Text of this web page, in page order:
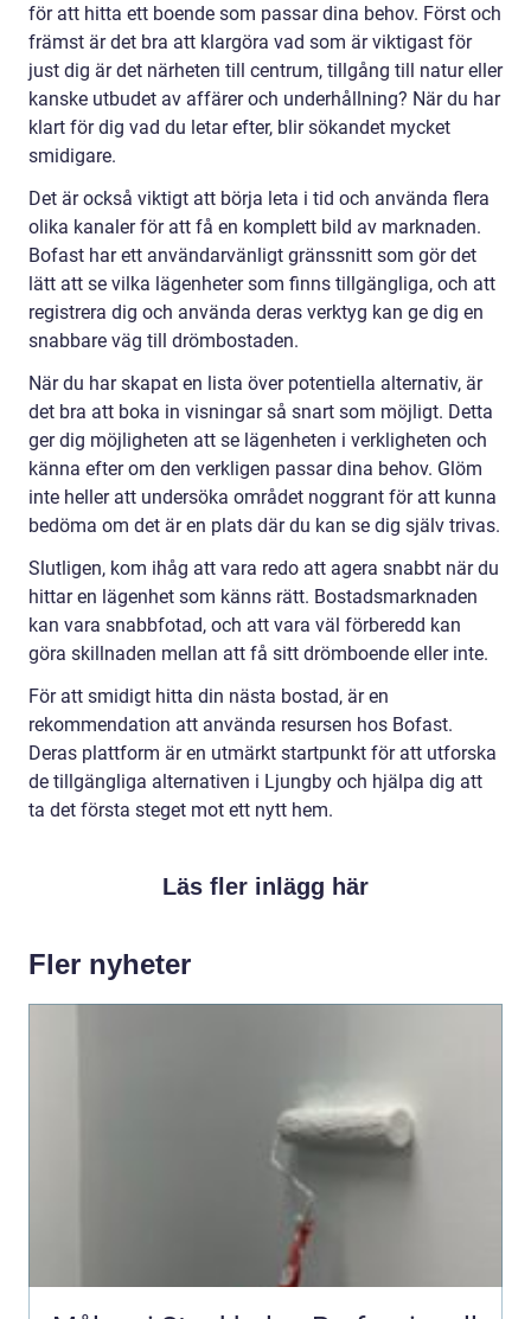
för att hitta ett boende som passar dina behov. Först och
främst är det bra att klargöra vad som är viktigast för
just dig är det närheten till centrum, tillgång till natur eller
kanske utbudet av affärer och underhållning? När du har
klart för dig vad du letar efter, blir sökandet mycket
smidigare.
Det är också viktigt att börja leta i tid och använda flera
olika kanaler för att få en komplett bild av marknaden.
Bofast har ett användarvänligt gränssnitt som gör det
lätt att se vilka lägenheter som finns tillgängliga, och att
registrera dig och använda deras verktyg kan ge dig en
snabbare väg till drömbostaden.
När du har skapat en lista över potentiella alternativ, är
det bra att boka in visningar så snart som möjligt. Detta
ger dig möjligheten att se lägenheten i verkligheten och
känna efter om den verkligen passar dina behov. Glöm
inte heller att undersöka området noggrant för att kunna
bedöma om det är en plats där du kan se dig själv trivas.
Slutligen, kom ihåg att vara redo att agera snabbt när du
hittar en lägenhet som känns rätt. Bostadsmarknaden
kan vara snabbfotad, och att vara väl förberedd kan
göra skillnaden mellan att få sitt drömboende eller inte.
För att smidigt hitta din nästa bostad, är en
rekommendation att använda resursen hos Bofast.
Deras plattform är en utmärkt startpunkt för att utforska
de tillgängliga alternativen i Ljungby och hjälpa dig att
ta det första steget mot ett nytt hem.
Läs fler inlägg här
Fler nyheter